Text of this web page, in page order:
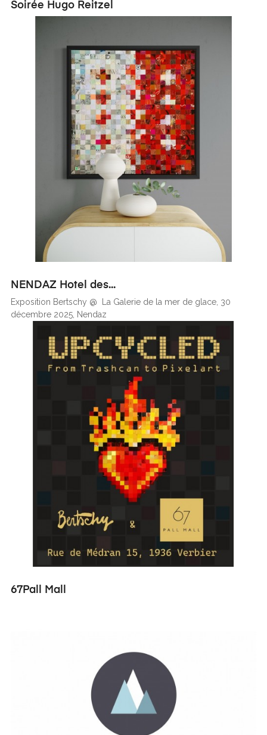
Soirée Hugo Reitzel
NENDAZ Hotel des...
Exposition Bertschy @ La Galerie de la mer de glace, 30
décembre 2025, Nendaz
67Pall Mall